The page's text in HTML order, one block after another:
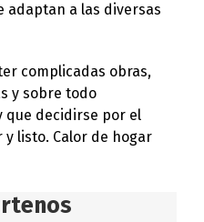
adaptan a las diversas
complicadas obras,
y sobre todo
que decidirse por el
listo. Calor de hogar